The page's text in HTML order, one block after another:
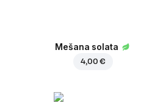
Mešana solata
4,00 €